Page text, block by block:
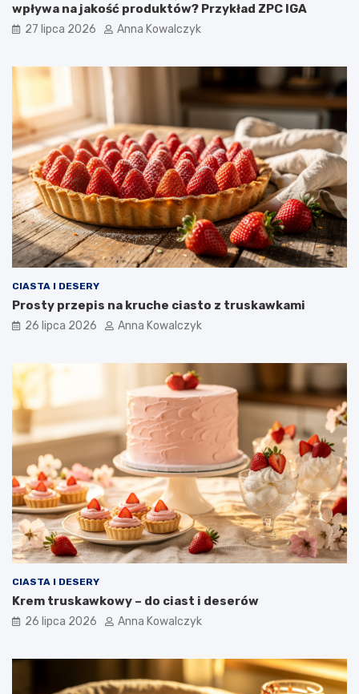
wpływa na jakość produktów? Przykład ZPC IGA
27 lipca 2026 Anna Kowalczyk
CIASTA I DESERY
Prosty przepis na kruche ciasto z truskawkami
26 lipca 2026 Anna Kowalczyk
CIASTA I DESERY
Krem truskawkowy – do ciast i deserów
26 lipca 2026 Anna Kowalczyk